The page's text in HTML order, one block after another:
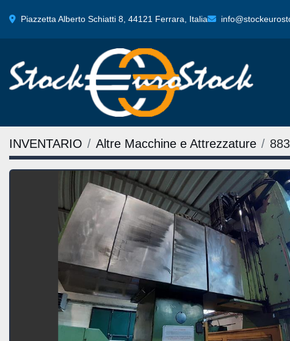
Piazzetta Alberto Schiatti 8, 44121 Ferrara, Italia
INVENTARIO Altre Macchine e Attrezzature